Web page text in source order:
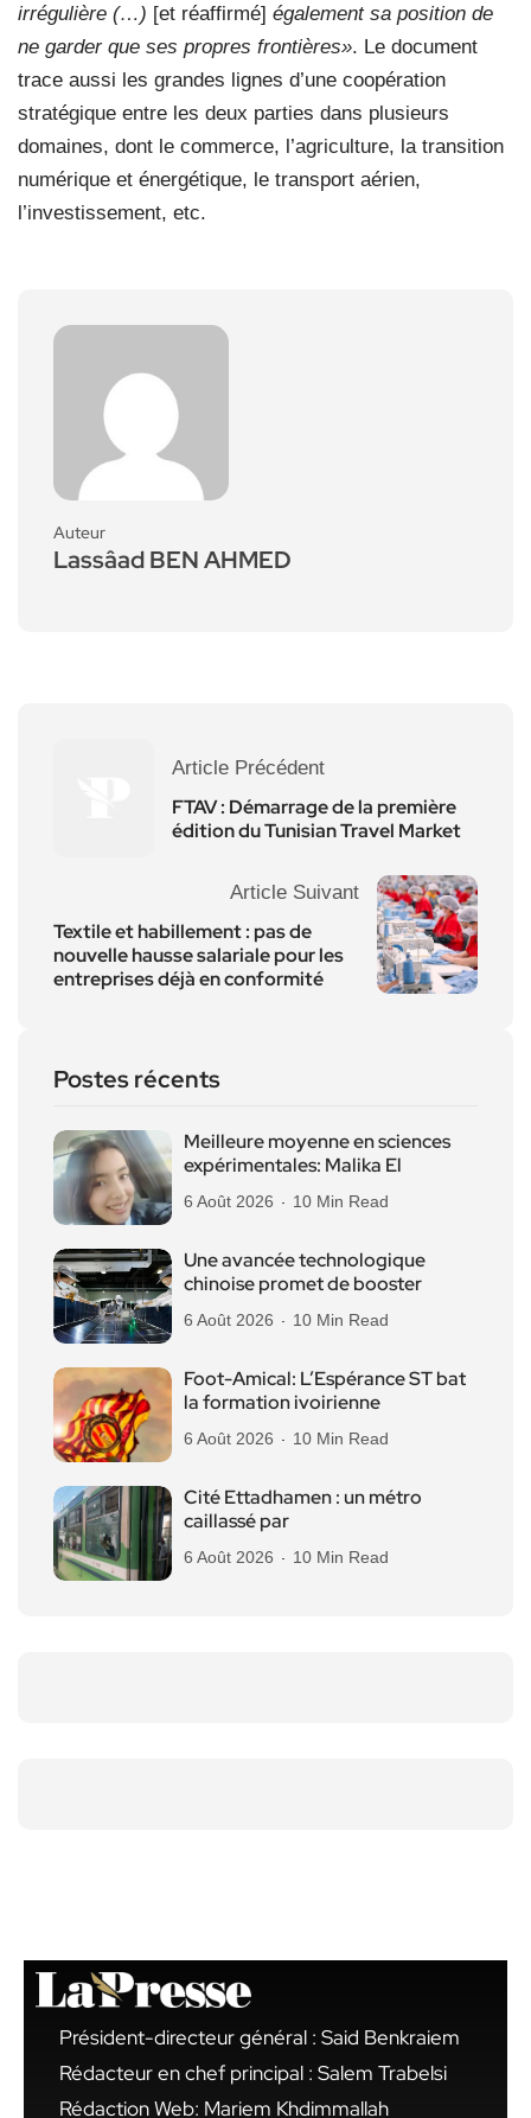
irrégulière (…) [et réaffirmé] également sa position de
ne garder que ses propres frontières». Le document
trace aussi les grandes lignes d’une coopération
stratégique entre les deux parties dans plusieurs
domaines, dont le commerce, l’agriculture, la transition
numérique et énergétique, le transport aérien,
l’investissement, etc.
Auteur
Lassâad BEN AHMED
Article Précédent
FTAV : Démarrage de la première
édition du Tunisian Travel Market
Article Suivant
Textile et habillement : pas de
nouvelle hausse salariale pour les
entreprises déjà en conformité
Postes récents
Meilleure moyenne en sciences
expérimentales: Malika El
6 Août 2026 10 Min Read
Une avancée technologique
chinoise promet de booster
6 Août 2026 10 Min Read
Foot-Amical: L’Espérance ST bat
la formation ivoirienne
6 Août 2026 10 Min Read
Cité Ettadhamen : un métro
caillassé par
6 Août 2026 10 Min Read
Président-directeur général : Said Benkraiem
Rédacteur en chef principal : Salem Trabelsi
Rédaction Web: Mariem Khdimmallah